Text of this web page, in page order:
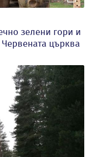
зелени гори и
църква